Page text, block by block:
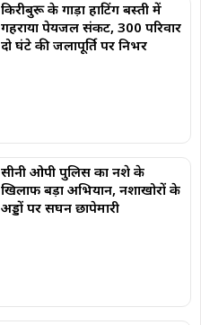
किरीबुरू के गाड़ा हाटिंग बस्ती में
गहराया पेयजल संकट, 300 परिवार
दो घंटे की जलापूर्ति पर निर्भर
सीनी ओपी पुलिस का नशे के
खिलाफ बड़ा अभियान, नशाखोरों के
अड्डों पर सघन छापेमारी